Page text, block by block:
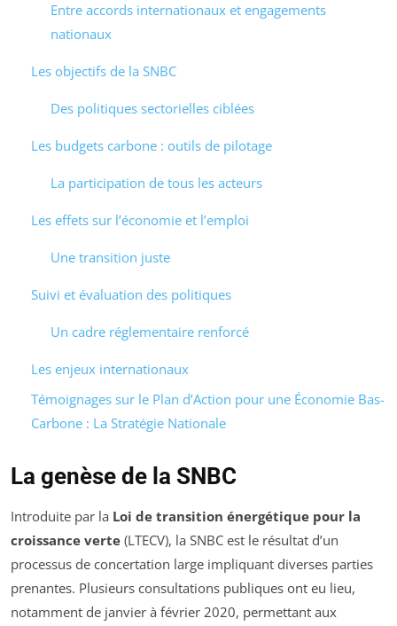
Entre accords internationaux et engagements
nationaux
Les objectifs de la SNBC
Des politiques sectorielles ciblées
Les budgets carbone : outils de pilotage
La participation de tous les acteurs
Les effets sur l’économie et l’emploi
Une transition juste
Suivi et évaluation des politiques
Un cadre réglementaire renforcé
Les enjeux internationaux
Témoignages sur le Plan d’Action pour une Économie Bas-
Carbone : La Stratégie Nationale
La genèse de la SNBC
Introduite par la Loi de transition énergétique pour la
croissance verte (LTECV), la SNBC est le résultat d’un
processus de concertation large impliquant diverses parties
prenantes. Plusieurs consultations publiques ont eu lieu,
notamment de janvier à février 2020, permettant aux